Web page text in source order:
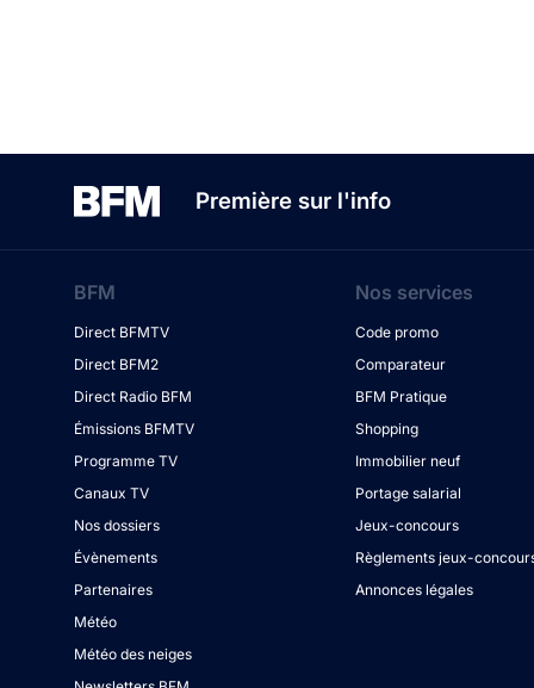
Première sur l'info
BFM
Direct BFMTV
Direct BFM2
Direct Radio BFM
Émissions BFMTV
Programme TV
Canaux TV
Nos dossiers
Évènements
Partenaires
Météo
Météo des neiges
Nos services
Code promo
Comparateur
BFM Pratique
Shopping
Immobilier neuf
Portage salarial
Jeux-concours
Règlements jeux-
Annonces légales